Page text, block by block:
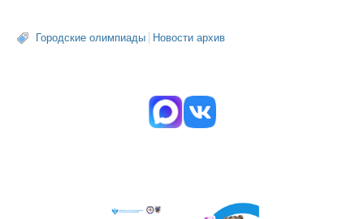
Городские олимпиады Новости архив